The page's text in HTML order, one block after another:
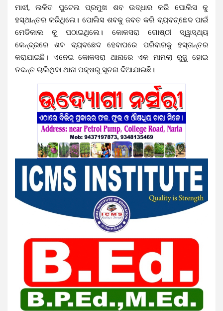
ମାଝୀ, ଲଳିତ ପୁଟେଲ ପ୍ରମୁଖ ଶବ ଉଦ୍ଧାର କରି ପୋଲିସ କୁ
ହସ୍ଥାନ୍ତର କରିଥିଲେ। ପୋଲିସ ଶବକୁ ଜବତ କରି ବ୍ୟବଚ୍ଛେଦ ପାଇଁ
ମେଡିକାଲ କୁ ପଠାଇଥିଲେ। କୋକସରା ଗୋଷ୍ଠୀ ସ୍ୱାସ୍ଥ୍ୟ
କେନ୍ଦ୍ରରେ ଶବ ବ୍ୟବଛେଦ ହେବାପରେ ପରିବାରକୁ ହସ୍ତାନ୍ତର
କରାଯାଇଛି। ଏନେଇ କୋକସରା ଥାନାରେ ଏକ ମାମଲା ରୁଜୁ ହୋଇ
ତଦନ୍ତ ଚାଲିଥିବା ଥାନା ପକ୍ଷରୁ ସୂଚନା ଦିଆଯାଇଛି।